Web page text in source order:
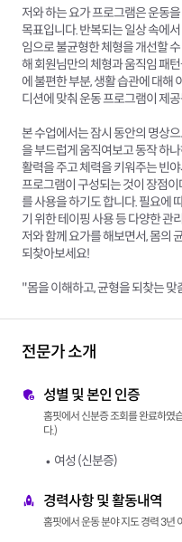
저와 하는 요가 프로그램은 운동
목표입니다. 반복되는 일상 속에
임으로 불균형한 체형을 개선할
해 회원님만의 체형과 움직임 패
에 불편한 부분, 생활 습관에 대해
디션에 맞춰 운동 프로그램이 제
본 수업에서는 잠시 동안의 명상
을 부드럽게 움직여보고 동작 하
활력을 주고 체력을 키워주는 빈
프로그램이 구성되는 것이 장점
를 사용을 하기도 합니다. 필요에
기 위한 테이핑 사용 등 다양한 관
저와 함께 요가를 해보면서, 몸의
되찾아보세요!
"몸을 이해하고, 균형을 되찾는
전문가 소개
성별 및 본인 인증
홈핏에서 신분증 조회를 완료하였
다.)
여성 (신분증)
경력사항 및 활동내역
홈핏에서 운동 분야 지도 경력 3년